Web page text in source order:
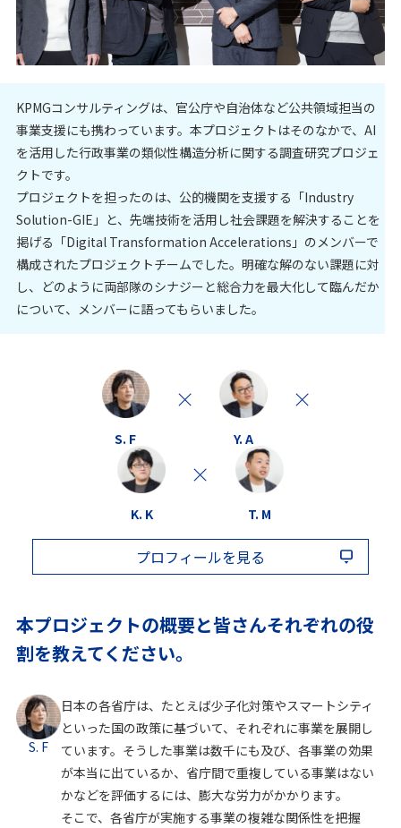
KPMGコンサルティングは、官公庁や自治体など公共領域担当の
事業支援にも携わっています。本プロジェクトはそのなかで、AI
を活用した行政事業の類似性構造分析に関する調査研究プロジェ
クトです。
プロジェクトを担ったのは、公的機関を支援する「Industry
Solution-GIE」と、先端技術を活用し社会課題を解決することを
掲げる「Digital Transformation Accelerations」のメンバーで
構成されたプロジェクトチームでした。明確な解のない課題に対
し、どのように両部隊のシナジーと総合力を最大化して臨んだか
について、メンバーに語ってもらいました。
S. F Y. A
K. K T. M
プロフィールを見る
本プロジェクトの概要と皆さんそれぞれの役
割を教えてください。
S. F
日本の各省庁は、たとえば少子化対策やスマートシティ
といった国の政策に基づいて、それぞれに事業を展開し
ています。そうした事業は数千にも及び、各事業の効果
が本当に出ているか、省庁間で重複している事業はない
かなどを評価するには、膨大な労力がかかります。
そこで、各省庁が実施する事業の複雑な関係性を把握